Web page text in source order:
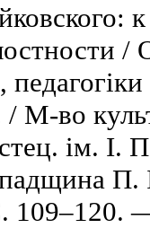
/
/ М-во
ім. І.
П.
109–120.